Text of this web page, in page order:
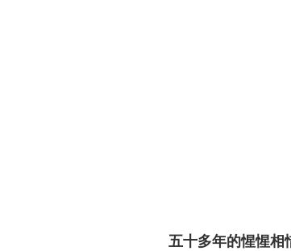
五十多年的惺惺相